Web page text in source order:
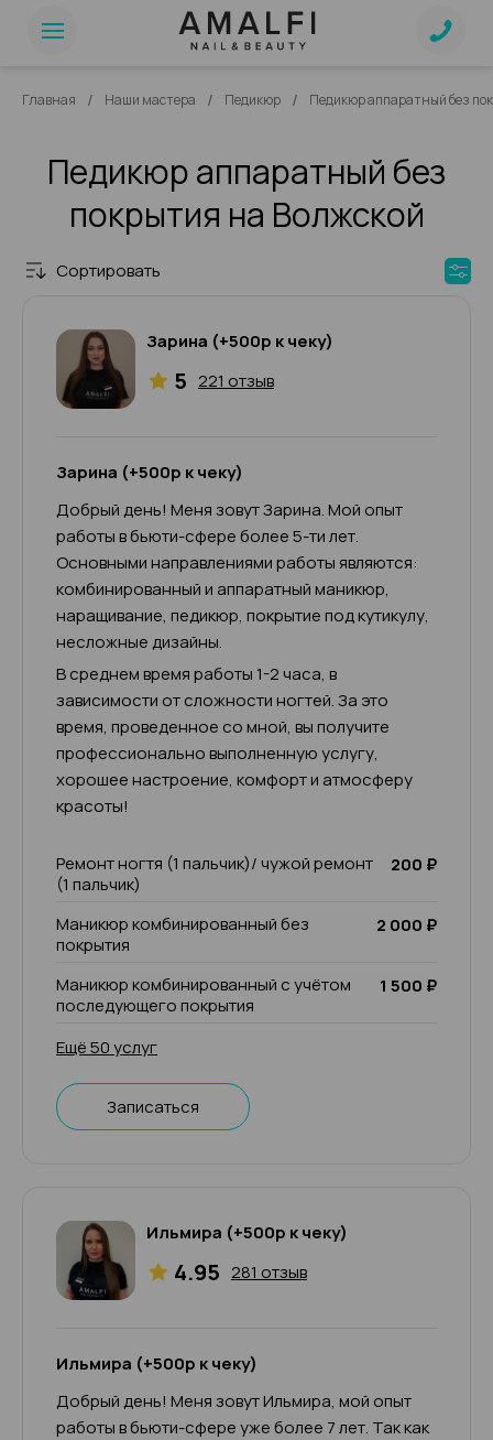
Главная / Наши мастера / Педикюр / Педикюр аппаратный без
Педикюр аппаратный без
покрытия на Волжской
Сортировать
Зарина (+500р к чеку)
5 221 отзыв
Зарина (+500р к чеку)
Добрый день! Меня зовут Зарина. Мой опыт
работы в бьюти-сфере более 5-ти лет.
Основными направлениями работы являются:
комбинированный и аппаратный маникюр,
наращивание, педикюр, покрытие под кутикулу,
несложные дизайны.
В среднем время работы 1-2 часа, в
зависимости от сложности ногтей. За это
время, проведенное со мной, вы получите
профессионально выполненную услугу,
хорошее настроение, комфорт и атмосферу
красоты!
Ремонт ногтя (1 пальчик)/ чужой ремонт
(1 пальчик)
200 ₽
Маникюр комбинированный без
покрытия
2 000 ₽
Маникюр комбинированный с учётом
последующего покрытия
1 500 ₽
Ещё 50 услуг
Записаться
Ильмира (+500р к чеку)
4.95 281 отзыв
Ильмира (+500р к чеку)
Добрый день! Меня зовут Ильмира, мой опыт
работы в бьюти-сфере уже более 7 лет. Так как